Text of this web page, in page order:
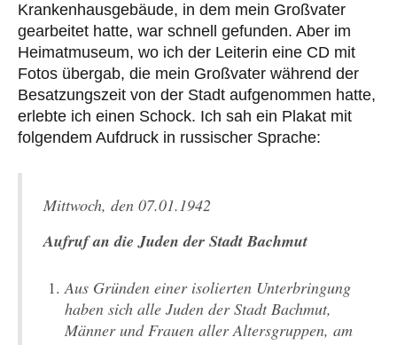
Krankenhausgebäude, in dem mein Großvater
gearbeitet hatte, war schnell gefunden. Aber im
Heimatmuseum, wo ich der Leiterin eine CD mit
Fotos übergab, die mein Großvater während der
Besatzungszeit von der Stadt aufgenommen hatte,
erlebte ich einen Schock. Ich sah ein Plakat mit
folgendem Aufdruck in russischer Sprache:
Mittwoch, den 07.01.1942
Aufruf an die Juden der Stadt Bachmut
Aus Gründen einer isolierten Unterbringung
haben sich alle Juden der Stadt Bachmut,
Männer und Frauen aller Altersgruppen, am